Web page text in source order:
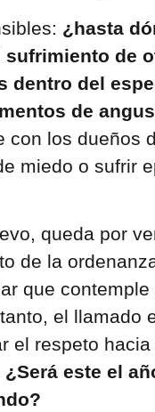
¿hasta
de
dentro del
de
con los dueños
miedo o sufrir
queda por
de la
que
el llamado
el respeto
¿Será este el